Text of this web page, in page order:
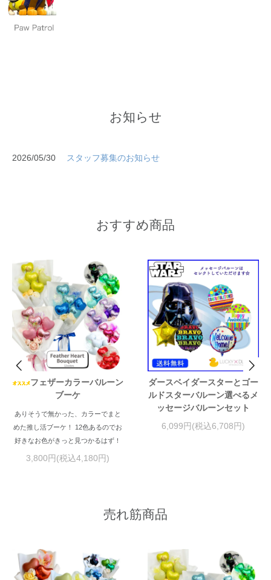
お知らせ
2026/05/30 スタッフ募集のお知らせ
おすすめ商品
フェザーカラーバルーン
ブーケ
ありそうで無かった、カラーでまと
めた推し活ブーケ！ 12色あるのでお
好きなお色がきっと見つかるはず！
3,800円(税込4,180円)
ダースベイダースターとゴー
ルドスターバルーン選べるメ
ッセージバルーンセット
6,099円(税込6,708円)
売れ筋商品